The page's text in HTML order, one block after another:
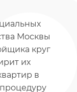
Москвы
круг
их
в